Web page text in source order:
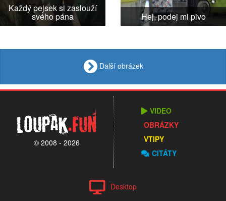
Každý pejsek si zaslouží
svého pána Hej, podej mi pivo
Další obrázek
Loupak.fun
© 2008 - 2026
VIDEO
OBRÁZKY
VTIPY
CITÁTY
Desktop